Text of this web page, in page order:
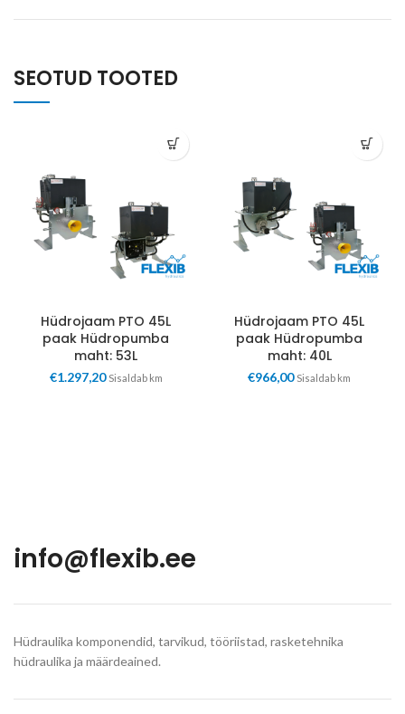
SEOTUD TOOTED
Hüdrojaam PTO 45L
paak Hüdropumba
maht: 53L
€1.297,20 Sisaldab km
Hüdrojaam PTO 45L
paak Hüdropumba
maht: 40L
€966,00 Sisaldab km
info@flexib.ee
Hüdraulika komponendid, tarvikud, tööriistad, rasketehnika
hüdraulika ja määrdeained.